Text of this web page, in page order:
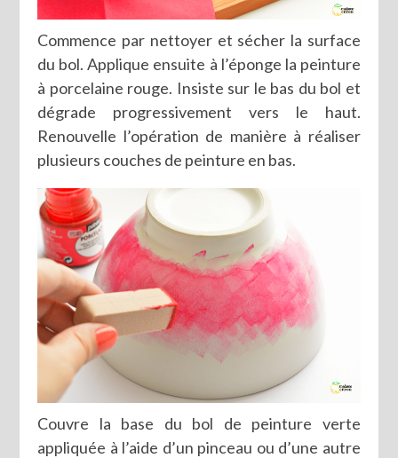
Commence par nettoyer et sécher la surface
du bol. Applique ensuite à l’éponge la peinture
à porcelaine rouge. Insiste sur le bas du bol et
dégrade progressivement vers le haut.
Renouvelle l’opération de manière à réaliser
plusieurs couches de peinture en bas.
Couvre la base du bol de peinture verte
appliquée à l’aide d’un pinceau ou d’une autre